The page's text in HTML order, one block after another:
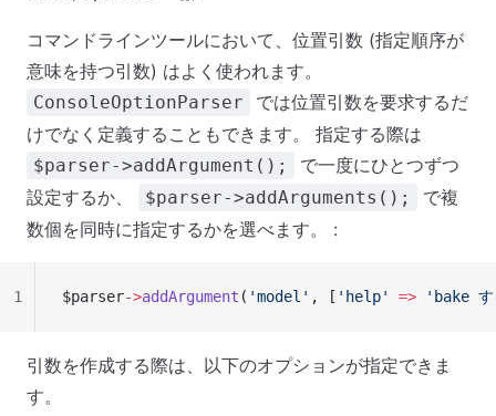
コマンドラインツールにおいて、位置引数 (指定順序が
意味を持つ引数) はよく使われます。
ConsoleOptionParser
では位置引数を要求するだ
けでなく定義することもできます。 指定する際は
$parser->addArgument();
で一度にひとつずつ
設定するか、
$parser->addArguments();
で複
数個を同時に指定するかを選べます。 :
$parser->addArgument ( 'model' , [ 'help' => 'bake す
1
引数を作成する際は、以下のオプションが指定できま
す。